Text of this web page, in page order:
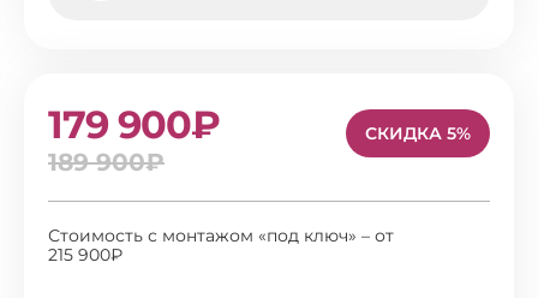
179 900₽
189 900₽
СКИДКА 5%
Стоимость с монтажом «под ключ» – от
215 900₽